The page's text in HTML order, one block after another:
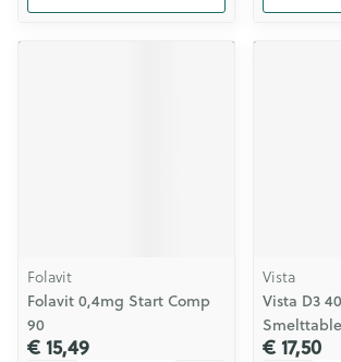
Folavit
Folavit 0,4mg Start Comp
90
€ 15,49
Vista
Vista D3
€ 17,50